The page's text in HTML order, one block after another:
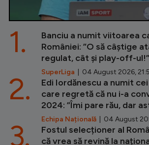
Banciu a numit viitoarea
României: ”O să câștige
regulat, cât și play-off-ul!”
SuperLiga | 04 August 2026,
1.
Edi Iordănescu a numit
care regretă că nu i-a
2024: ”Îmi pare rău, dar
Echipa Națională | 04 August
2.
Fostul selecționer al
că vrea să revină la
3.